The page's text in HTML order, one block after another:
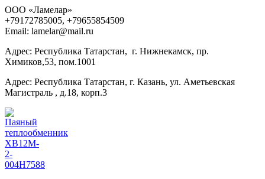
ООО «Ламелар»
+79172785005, +79655854509
Email: lamelar@mail.ru
Адрес: Республика Татарстан, г. Нижнекамск, пр.
Химиков,53, пом.1001
Адрес: Республика Татарстан, г. Казань, ул. Аметьевская
Магистраль , д.18, корп.3